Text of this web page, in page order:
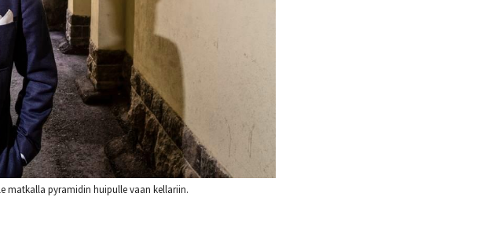
matkalla pyramidin huipulle vaan kellariin.